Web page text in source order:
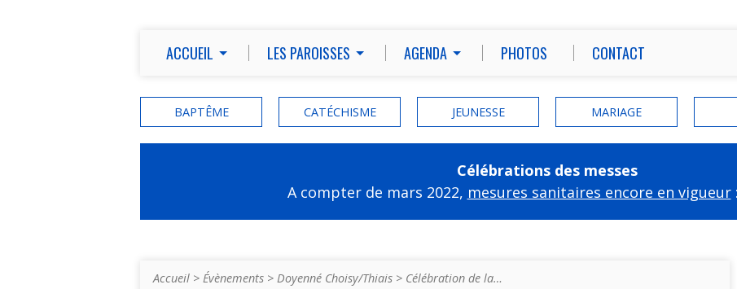
ACCUEIL LES PAROISSES AGENDA PHOTOS CONTACT
BAPTÊME CATÉCHISME JEUNESSE MARIAGE
Célébrations des messes
A compter de mars 2022, mesures sanitaires encore en vigueur
Accueil > Évènements > Doyenné Choisy/Thiais > Célébration de la…